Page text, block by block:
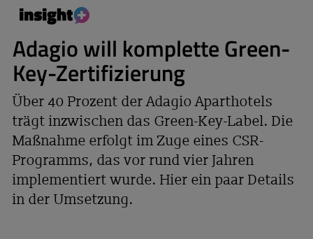
Adagio will komplette Green-
Key-Zertifizierung
Über 40 Prozent der Adagio Aparthotels
trägt inzwischen das Green-Key-Label. Die
Maßnahme erfolgt im Zuge eines CSR-
Programms, das vor rund vier Jahren
implementiert wurde. Hier ein paar Details
in der Umsetzung.